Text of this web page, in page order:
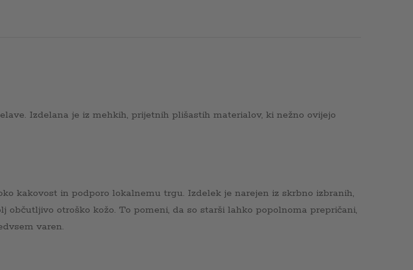
Izdelana je iz mehkih, prijetnih plišastih materialov, ki nežno ovijejo
kakovost in podporo lokalnemu trgu. Izdelek je narejen iz skrbno izbranih,
otroško kožo. To pomeni, da so starši lahko popolnoma prepričani,
varen.